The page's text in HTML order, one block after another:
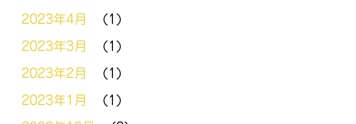
2023年4月 (1)
2023年3月 (1)
2023年2月 (1)
2023年1月 (1)